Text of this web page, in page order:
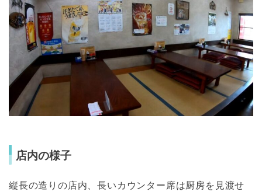
店内の様子
縦長の造りの店内、長いカウンター席は厨房を見渡せ